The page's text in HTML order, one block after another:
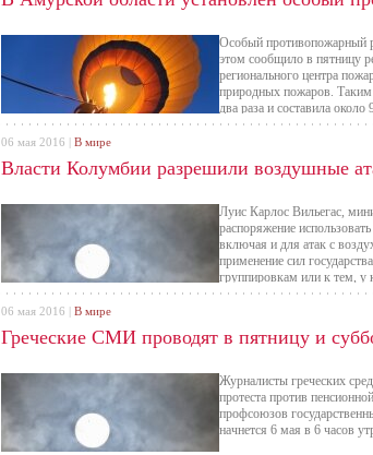
Особый противопожарный
этом сообщило в пятницу
регионального центра
природных пожаров. Таким
два раза и составила около
Власти Колумбии разрешили воздушные
Луис Карлос Вильегас,
распоряжение
включая и для атак с
применение сил
группировкам или к тем, у
06 мая 2016 | В мире
Греческие СМИ проводят в пятницу и
Журналисты греческих
протеста против
профсоюзов
начнется 6 мая в 6 часов
06 мая 2016 | В мире